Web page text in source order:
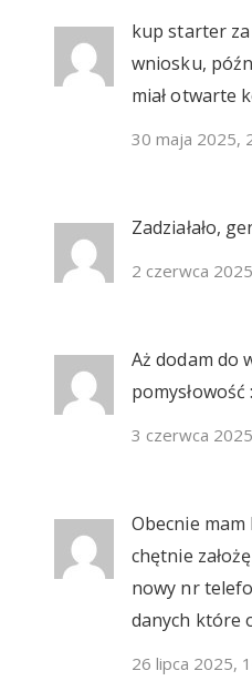
kup starter za
wniosku,
miał otwarte
30 maja 2025,
Zadziałało,
2 czerwca
Aż dodam do
pomysłowość
3 czerwca
Obecnie
chętnie
nowy nr
danych które
26 lipca 2025,